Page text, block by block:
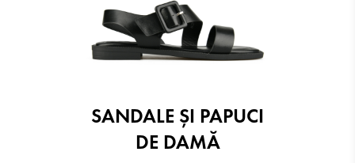
SANDALE ŞI PAPUCI
DE DAMĂ